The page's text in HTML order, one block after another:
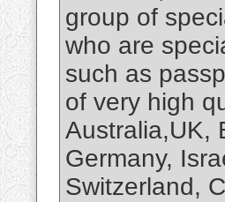
group of
who are
such as
of very high
Australia,UK,
Germany,
Switzerland,